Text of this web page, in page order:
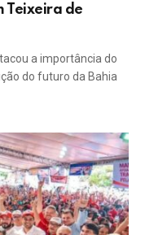
Teixeira de
a importância do
do futuro da Bahia